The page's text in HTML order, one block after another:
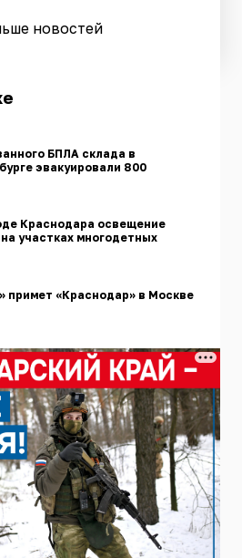
новостей
БПЛА склада в
эвакуировали 800
Краснодара освещение
участках многодетных
примет «Краснодар» в Москве